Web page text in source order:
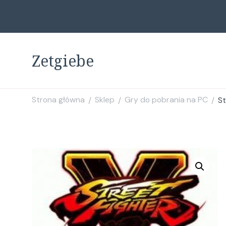
Zetgiebe
Strona główna / Sklep / Gry do pobrania na PC /